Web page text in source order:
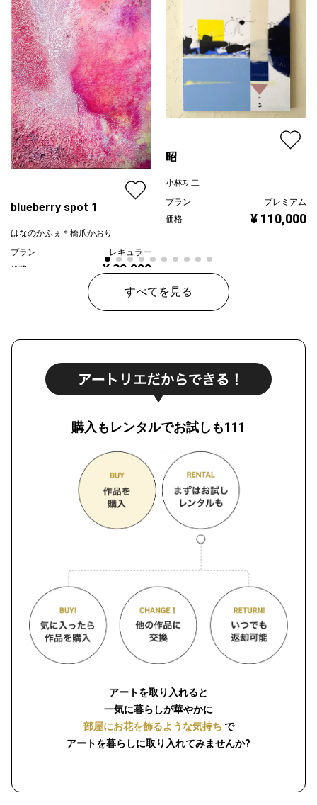
blueberry spot 1
はなのかふぇ＊橋爪かおり
プラン
レギュラー
価格
¥ 30,000
昭
小林功二
プラン
プレミアム
価格
¥ 110,000
すべてを見る
購入もレンタルでお試しも111
アートを取り入れると
一気に暮らしが華やかに
部屋にお花を飾るような気持ち で
アートを暮らしに取り入れてみませんか?